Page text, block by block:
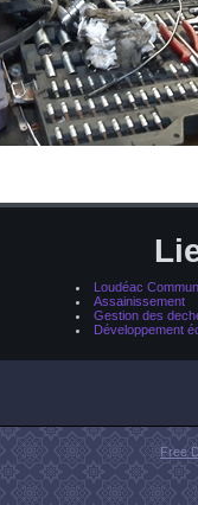
Loudéac
Assainissement
Gestion des
Développement
Free